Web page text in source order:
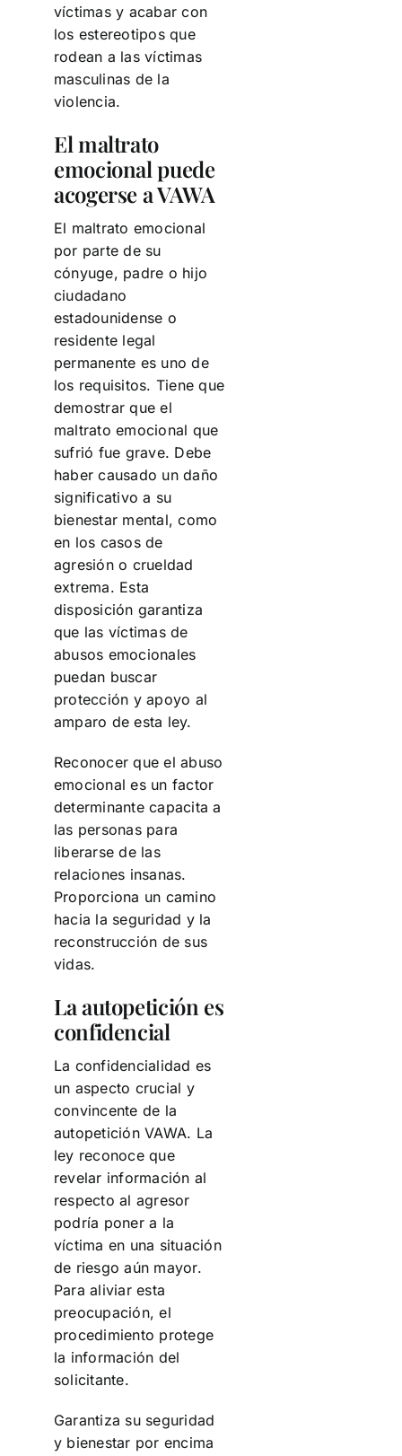
víctimas y acabar con
los estereotipos que
rodean a las víctimas
masculinas de la
violencia.
El maltrato
emocional puede
acogerse a VAWA
El maltrato emocional
por parte de su
cónyuge, padre o hijo
ciudadano
estadounidense o
residente legal
permanente es uno de
los requisitos. Tiene que
demostrar que el
maltrato emocional que
sufrió fue grave. Debe
haber causado un daño
significativo a su
bienestar mental, como
en los casos de
agresión o crueldad
extrema. Esta
disposición garantiza
que las víctimas de
abusos emocionales
puedan buscar
protección y apoyo al
amparo de esta ley.
Reconocer que el abuso
emocional es un factor
determinante capacita a
las personas para
liberarse de las
relaciones insanas.
Proporciona un camino
hacia la seguridad y la
reconstrucción de sus
vidas.
La autopetición es
confidencial
La confidencialidad es
un aspecto crucial y
convincente de la
autopetición VAWA. La
ley reconoce que
revelar información al
respecto al agresor
podría poner a la
víctima en una situación
de riesgo aún mayor.
Para aliviar esta
preocupación, el
procedimiento protege
la información del
solicitante.
Garantiza su seguridad
y bienestar por encima